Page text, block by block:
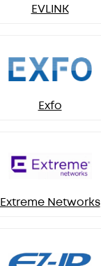
EVLINK
Exfo
Extreme Networks